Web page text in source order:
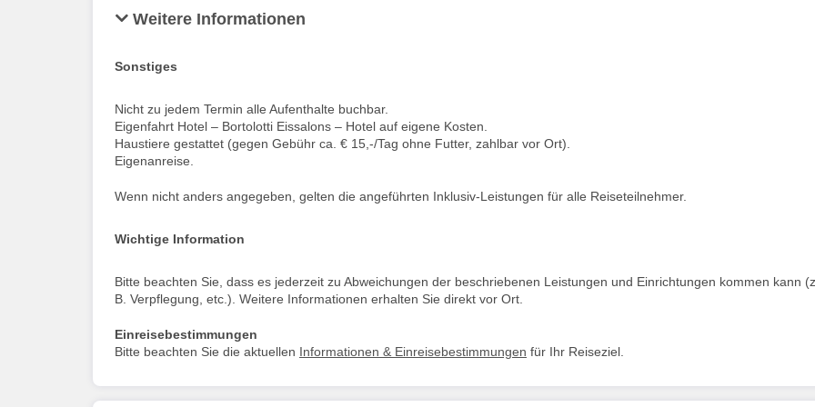
Weitere Informationen
Sonstiges
Nicht zu jedem Termin alle Aufenthalte buchbar.
Eigenfahrt Hotel – Bortolotti Eissalons – Hotel auf eigene Kosten.
Haustiere gestattet (gegen Gebühr ca. € 15,-/Tag ohne Futter, zahlbar vor Ort).
Eigenanreise.
Wenn nicht anders angegeben, gelten die angeführten Inklusiv-Leistungen für alle Reiseteilnehmer.
Wichtige Information
Bitte beachten Sie, dass es jederzeit zu Abweichungen der beschriebenen Leistungen und Einrichtungen kommen kann
B. Verpflegung, etc.). Weitere Informationen erhalten Sie direkt vor Ort.
Einreisebestimmungen
Bitte beachten Sie die aktuellen Informationen & Einreisebestimmungen für Ihr Reiseziel.